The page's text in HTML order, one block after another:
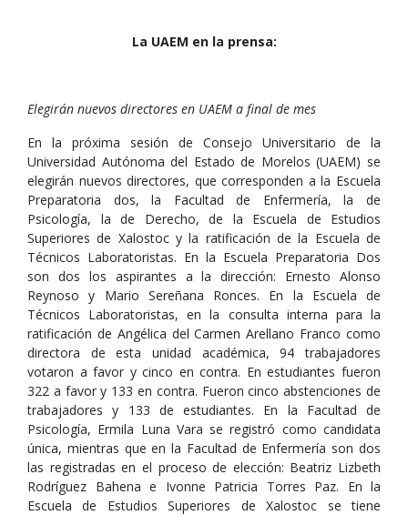
La UAEM en la prensa:
Elegirán nuevos directores en UAEM a final de mes
En la próxima sesión de Consejo Universitario de la
Universidad Autónoma del Estado de Morelos (UAEM) se
elegirán nuevos directores, que corresponden a la Escuela
Preparatoria dos, la Facultad de Enfermería, la de
Psicología, la de Derecho, de la Escuela de Estudios
Superiores de Xalostoc y la ratificación de la Escuela de
Técnicos Laboratoristas. En la Escuela Preparatoria Dos
son dos los aspirantes a la dirección: Ernesto Alonso
Reynoso y Mario Sereñana Ronces. En la Escuela de
Técnicos Laboratoristas, en la consulta interna para la
ratificación de Angélica del Carmen Arellano Franco como
directora de esta unidad académica, 94 trabajadores
votaron a favor y cinco en contra. En estudiantes fueron
322 a favor y 133 en contra. Fueron cinco abstenciones de
trabajadores y 133 de estudiantes. En la Facultad de
Psicología, Ermila Luna Vara se registró como candidata
única, mientras que en la Facultad de Enfermería son dos
las registradas en el proceso de elección: Beatriz Lizbeth
Rodríguez Bahena e Ivonne Patricia Torres Paz. En la
Escuela de Estudios Superiores de Xalostoc se tiene